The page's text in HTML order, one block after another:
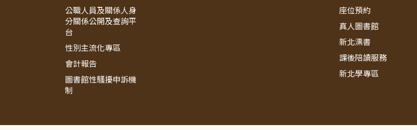
公職人員及關係人身
分關係公開及查詢平
台
性別主流化專區
會計報告
圖書館性騷擾申訴機
制
座位預約
真人圖書館
新北漂書
課後陪讀服務
新北學專區